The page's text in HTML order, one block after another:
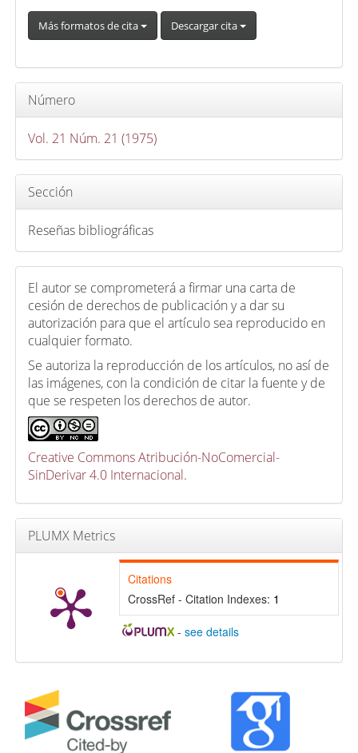
t
í
u
o
Más formatos de cita Descargar cita
Número
Vol. 21 Núm. 21 (1975)
Sección
Reseñas bibliográficas
El autor se comprometerá a firmar una carta de
cesión de derechos de publicación y a dar su
autorización para que el artículo sea reproducido en
cualquier formato.
Se autoriza la reproducción de los artículos, no así de
las imágenes, con la condición de citar la fuente y de
que se respeten los derechos de autor.
Creative Commons Atribución-NoComercial-
SinDerivar 4.0 Internacional.
PLUMX Metrics
Citations
CrossRef - Citation Indexes: 1
-see details